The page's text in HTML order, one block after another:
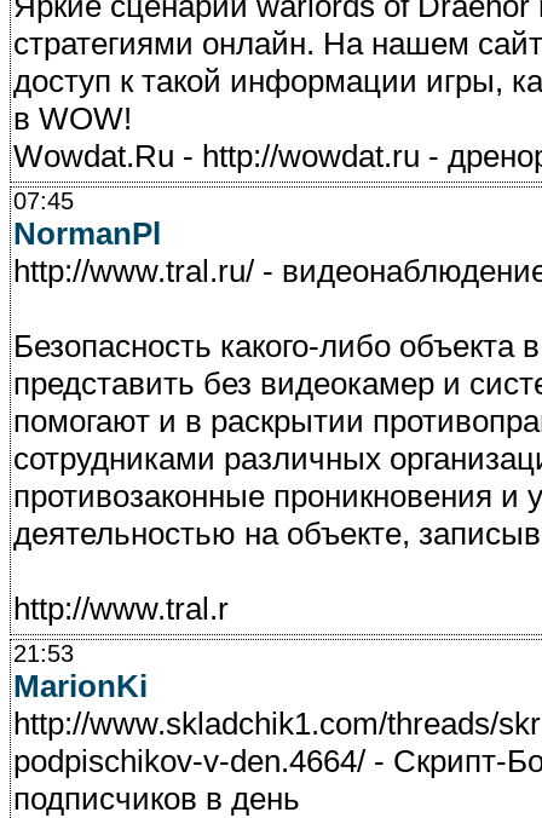
стратегиями онлайн. На нашем
доступ к такой информации игры,
в WOW!
Wowdat.Ru - http://wowdat.ru -
07:45
NormanPl
http://www.tral.ru/ -
Безопасность какого-либо
представить без видеокамер и
помогают и в раскрытии
сотрудниками различных
противозаконные проникновения
деятельностью на объекте,
http://www.tral.r
21:53
MarionKi
http://www.skladchik1.com/threads/
podpischikov-v-den.4664/ - Скрипт-
подписчиков в день